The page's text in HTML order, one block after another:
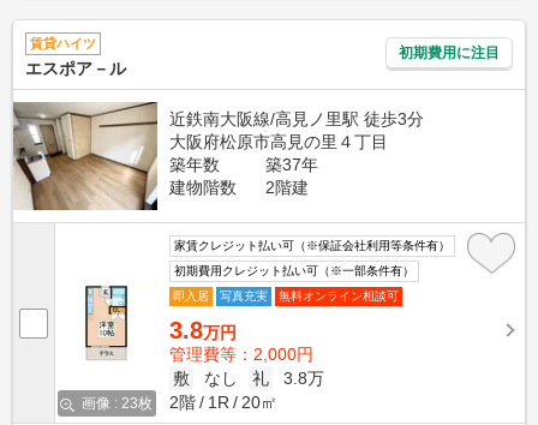
賃貸ハイツ
エスポア－ル
初期費用に注目
近鉄南大阪線/高見ノ里駅 徒歩3分
大阪府松原市高見の里４丁目
築年数
築37年
建物階数
2階建
画像 : 23枚
家賃クレジット払い可（※保証会社利用等条件有）
初期費用クレジット払い可（※一部条件有）
即入居
写真充実 無料オンライン相談可
3.8万円
管理費等：2,000円
敷
なし 礼
3.8万
2階
1R 20㎡